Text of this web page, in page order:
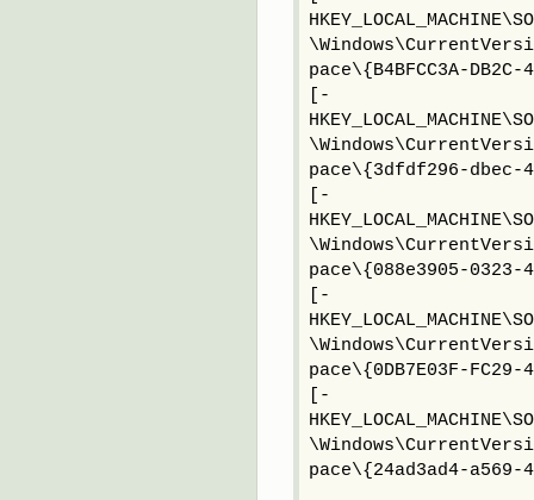
pace\{B4BFCC3A-
[-
pace\{3dfdf296-dbec-
[-
pace\{088e3905-0323-
[-
pace\{0DB7E03F-FC29-
[-
pace\{24ad3ad4-a569-